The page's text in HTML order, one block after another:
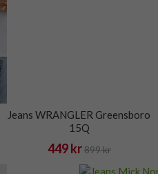
Jeans WRANGLER Greensboro
15Q
449 kr 899 kr